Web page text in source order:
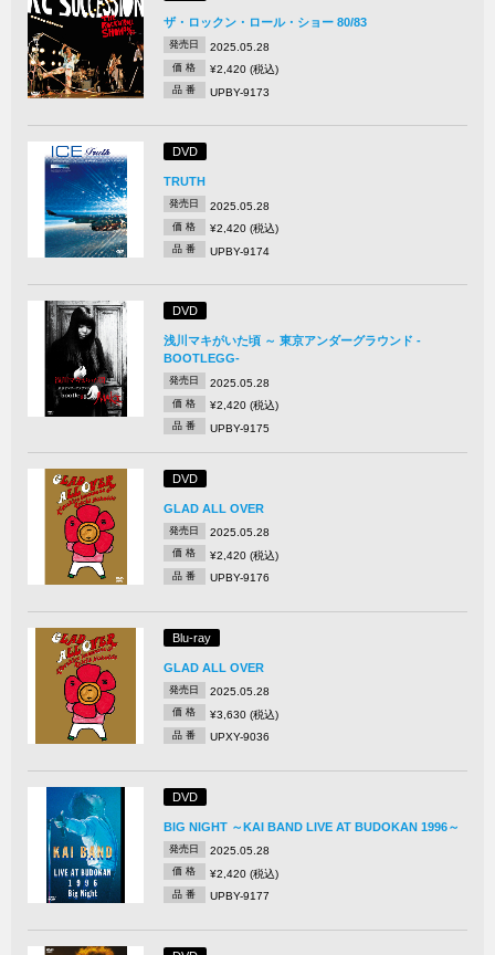
ザ・ロックン・ロール・ショー 80/83
発売日 2025.05.28
価 格 ¥2,420 (税込)
品 番 UPBY-9173
DVD
TRUTH
発売日 2025.05.28
価 格 ¥2,420 (税込)
品 番 UPBY-9174
DVD
浅川マキがいた頃 ～ 東京アンダーグラウンド -
BOOTLEGG-
発売日 2025.05.28
価 格 ¥2,420 (税込)
品 番 UPBY-9175
DVD
GLAD ALL OVER
発売日 2025.05.28
価 格 ¥2,420 (税込)
品 番 UPBY-9176
Blu-ray
GLAD ALL OVER
発売日 2025.05.28
価 格 ¥3,630 (税込)
品 番 UPXY-9036
DVD
BIG NIGHT ～KAI BAND LIVE AT BUDOKAN 1996～
発売日 2025.05.28
価 格 ¥2,420 (税込)
品 番 UPBY-9177